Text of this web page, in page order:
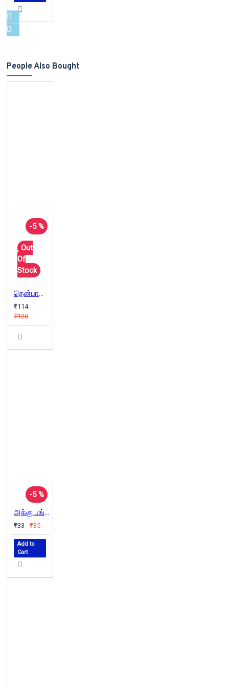
People Also Bought
-5 %
Out
Of
Stock
தென்பாண்டித் தமிழரின் சிலம்ப வரலாறும் அடிமுறைகளும் (தொகுதி 2)
₹114
₹120
-5 %
அக்கு பங்சர் அறிவோம்
₹33 ₹35
Add to
Cart